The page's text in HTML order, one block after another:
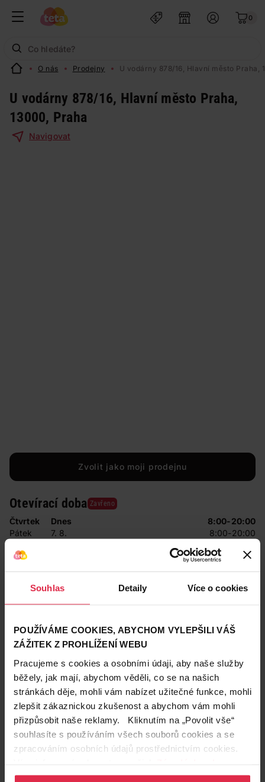
Souhlas Detaily Více o cookies
POUŽÍVÁME COOKIES, ABYCHOM VYLEPŠILI VÁŠ
ZÁŽITEK Z PROHLÍŽENÍ WEBU
Pracujeme s cookies a osobními údaji, aby naše služby
běžely, jak mají, abychom věděli, co se na našich
stránkách děje, mohli vám nabízet užitečné funkce, mohli
zlepšit zákaznickou zkušenost a abychom vám mohli
přizpůsobit naše reklamy. Kliknutím na „Povolit vše“
souhlasíte s používáním všech souborů cookies a se
zpracováním osobních údajů prostřednictvím cookies.
osobních údajů.
0
O nás Prodejny U vodárny 878/16, Hlavní město Praha,
U vodárny 878/16, Hlavní město Praha,
13000, Praha
Navigovat
Zvolit jako moji prodejnu
Otevírací doba Zavřeno
Čtvrtek Dnes
8:00-20:00
Pátek
7. 8.
8:00-20:00
Neděle
Zavřeno
Středa
12. 8.
8:00-20:00
Čtvrtek
13. 8.
Sobota
15. 8. 9:00-17:00
Prodávající
Teta drogerie a lékárny ČR s.r.o.
Kontakty
734 176 423
2423@drogerieteta.cz
Služby na prodejně